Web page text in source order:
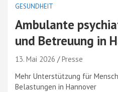
GESUNDHEIT
Ambulante
und Betreuung in
13. Mai 2026
Presse
Mehr Unterstützung für
Belastungen in Hannover